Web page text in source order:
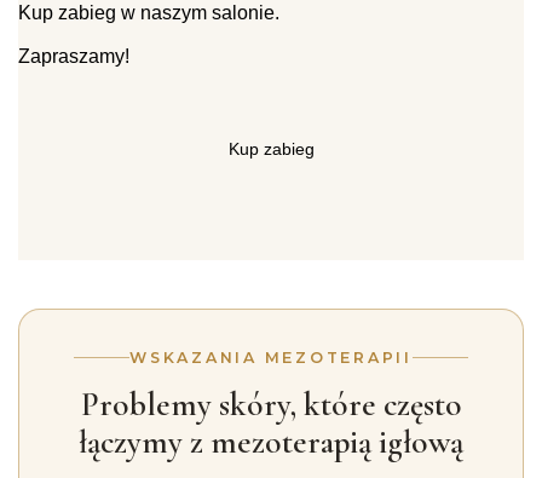
Kup zabieg w naszym salonie.
Zapraszamy!
Kup zabieg
WSKAZANIA MEZOTERAPII
Problemy skóry, które często
łączymy z mezoterapią igłową